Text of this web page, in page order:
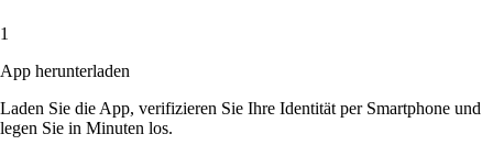
1
App herunterladen
Laden Sie die App, verifizieren Sie Ihre Identität per Smartphone und
legen Sie in Minuten los.